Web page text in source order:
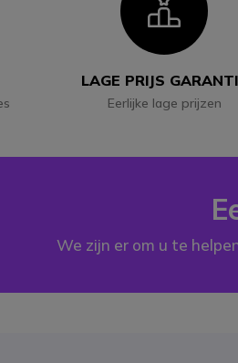
Icon
LAGE PRIJS
Eerlijke lage prijzen
We zijn er om u te